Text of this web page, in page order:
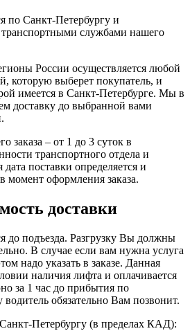
по Санкт-Петербургу и
службами нашего
России осуществляется любой
которую выберет покупатель, и
имеется в Санкт-Петербурге. Мы в
доставку до выбранной вами
заказа – от 1 до 3 суток в
транспортного отдела и
поставки определяется и
момент оформления заказа.
доставки
до подъезда. Разгрузку Вы должны
В случае если вам нужна услуга
надо указать в заказе. Данная
наличия лифта и оплачивается
за 1 час до прибытия по
обязательно Вам позвонит.
Петербургу (в пределах КАД):